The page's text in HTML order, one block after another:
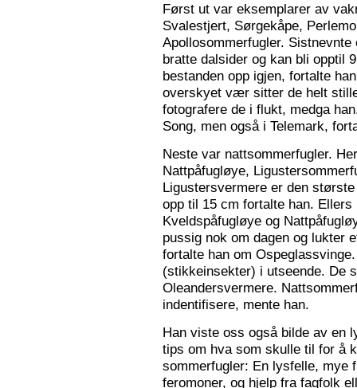
Først ut var eksemplarer av
Svalestjert, Sørgekåpe,
Apollosommerfugler.
bratte dalsider og kan bli opptil
bestanden opp igjen, fortalte
overskyet vær sitter de helt
fotografere de i flukt, medga
Song, men også i Telemark,
Neste var nattsommerfugler.
Nattpåfugløye,
Ligustersvermere er den
opp til 15 cm fortalte han.
Kveldspåfugløye og
pussig nok om dagen og lukter
fortalte han om
(stikkeinsekter) i utseende. De
Oleandersvermere.
indentifisere, mente han.
Han viste oss også bilde av en
tips om hva som skulle til for å
sommerfugler: En lysfelle, mye
feromoner, og hjelp fra fagfolk